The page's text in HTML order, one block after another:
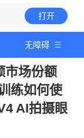
打开
无障碍
市场份额
练如何使
AI拍摄眼